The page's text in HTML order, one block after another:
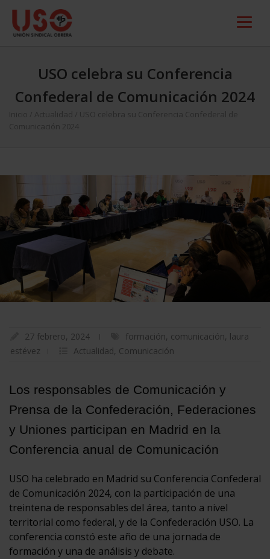
USO celebra su Conferencia
Confederal de Comunicación 2024
Inicio Actualidad
USO celebra su Conferencia Confederal de
Comunicación 2024
27 febrero, 2024 formación, comunicación, laura
estévez
Actualidad, Comunicación
Los responsables de Comunicación y
Prensa de la Confederación, Federaciones
y Uniones participan en Madrid en la
Conferencia anual de Comunicación
USO ha celebrado en Madrid su Conferencia Confederal
de Comunicación 2024, con la participación de una
treintena de responsables del área, tanto a nivel
territorial como federal, y de la Confederación USO. La
conferencia constó este año de una jornada de
formación y una de análisis y debate.